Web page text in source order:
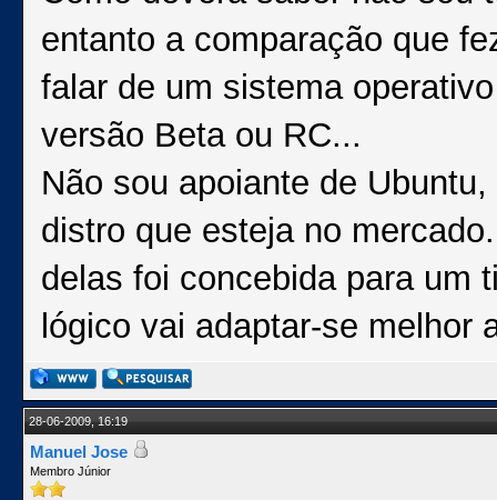
entanto a comparação que
falar de um sistema
versão Beta ou RC...
Não sou apoiante de
distro que esteja no
delas foi concebida para um
lógico vai adaptar-se melhor
28-06-2009, 16:19
Manuel Jose
Membro Júnior